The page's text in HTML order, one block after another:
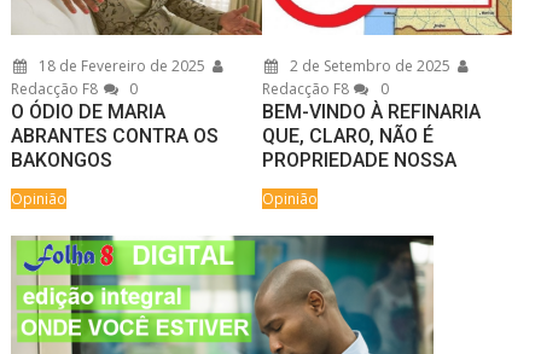
18 de Fevereiro de 2025
Redacção F8
0
O ÓDIO DE MARIA
ABRANTES CONTRA OS
BAKONGOS
Opinião
2 de Setembro de 2025
Redacção F8
0
BEM-VINDO À REFINARIA
QUE, CLARO, NÃO É
PROPRIEDADE NOSSA
Opinião